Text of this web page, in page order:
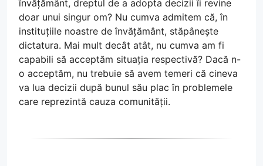
învățământ, dreptul de a adopta decizii îi revine
doar unui singur om? Nu cumva admitem că, în
instituțiile noastre de învățământ, stăpânește
dictatura. Mai mult decât atât, nu cumva am fi
capabili să acceptăm situația respectivă? Dacă n-
o acceptăm, nu trebuie să avem temeri că cineva
va lua decizii după bunul său plac în problemele
care reprezintă cauza comunității.